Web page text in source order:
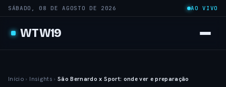
SÁBADO, 08 DE AGOSTO DE 2026 AO VIVO
WTW19
Início › Insights › São Bernardo x Sport: onde ver e preparação